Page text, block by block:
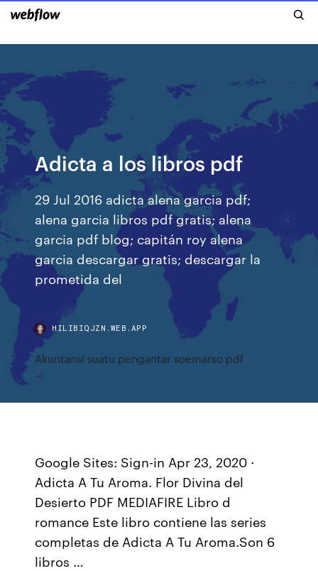
Adicta a los libros pdf
29 Jul 2016 adicta alena garcia pdf;
alena garcia libros pdf gratis; alena
garcia pdf blog; capitán roy alena
garcia descargar gratis; descargar la
prometida del
HILIBIQJZN.WEB.APP
Akuntansi suatu pengantar soemarso pdf
Google Sites: Sign-in Apr 23, 2020 ·
Adicta A Tu Aroma. Flor Divina del
Desierto PDF MEDIAFIRE Libro d
romance Este libro contiene las series
completas de Adicta A Tu Aroma.Son 6
libros …